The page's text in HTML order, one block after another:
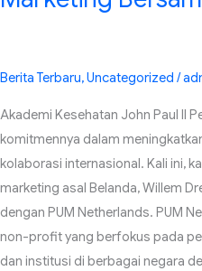
Berita Terbaru,Uncategorized /
Akademi Kesehatan John Paul II
komitmennya dalam
kolaborasi internasional. Kali ini,
marketing asal Belanda, Willem
dengan PUM Netherlands. PUM
non-profit yang berfokus pada
dan institusi di berbagai negara